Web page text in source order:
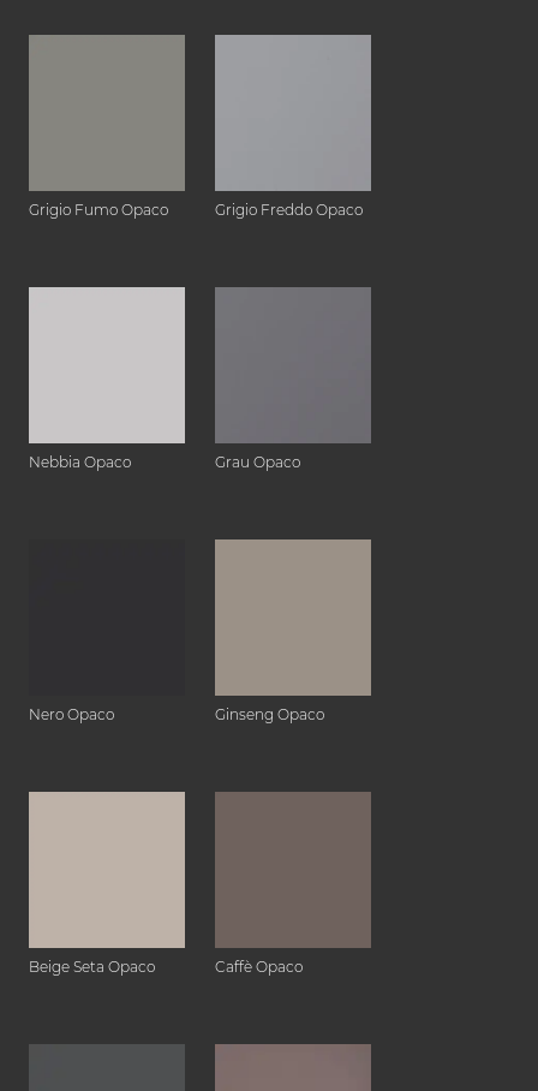
Grigio Fumo Opaco Grigio Freddo Opaco
Nebbia Opaco Grau Opaco
Nero Opaco Ginseng Opaco
Beige Seta Opaco Caffè Opaco